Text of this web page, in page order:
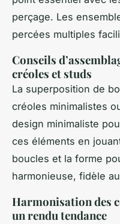
perçage. Les
percées multiples
Conseils
créoles et studs
La superposition de
créoles minimalistes
design minimaliste
ces éléments en
boucles et la forme
harmonieuse, fidèle
Harmonisation des
un rendu tendance